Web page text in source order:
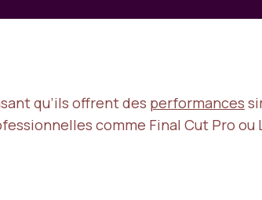
qu’ils offrent des performances
comme Final Cut Pro ou